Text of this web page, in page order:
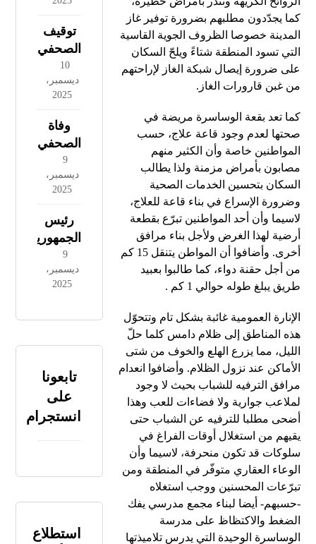
كما يجدّدون مطلبهم بضرورة توفير غاز
المدينة خصوصا الظروف الجوية القاسية
التي تسود المنطقة شتاءً ويلحّ السكان
على ضرورة إيصال شبكة الغاز لإراحتهم
من غبن قارورات الغاز.
كما تعد بقعة الوساسرة مريضة في
صحتها لعدم وجود قاعة علاج، حسب
المواطنين خاصة وأن الكثير منهم
مصابون بأمراض مزمنة ولذا يطالب
السكان بتحسين الخدمات الصحية
وضرورة الإسراع في بناء قاعة للعلاج،
لاسيما وأن أحد المواطنين تبرّع بقطعة
أرضية لهذا الغرض ولأجل بناء مرافق
أخرى. وأضافوا أن المواطن يتنقل 15 كم
من أجل حقنة دواء، كما طالبوا بعبيد
طريق يبلغ طوله حوالي 1 كم .
الإنارة العمومية غائبة بشكل تام وتتحوّل
هذه المناطق إلى ظلام دامس كلما حلّ
الليل، مما يزرع الهلع والخوف من شتى
الأماكن عند نزول الظلام. وأضافوا انعدام
مرافق الترفيه للشباب بحيث لا وجود
لملاعب جوارية ولا فضاءات للعب وهذا
أضحى مطلبا للترفيه عن الشباب حتى
يقيهم من استغلال أوقات الفراغ في
سلوكات قد تكون منحرفة، لاسيما وأن
الوعاء العقاري متوفّر في المنطقة ومن
تبرّعات المحسنين ووجب استغلاه
-حسبهم- أيضا لبناء مجمع مدرسي يفك
الضغط والاكتظاظ على مدرسة
الوساسرة الوحيدة التي يدرس تلاميذتها
مقر
“أونروا”
مقدمة
عملية
لتصفية
قضية
توقيف
الصحفي
الجزائري
مهدي
غزار
بقناة
AL24
News
الدولية
في
من قبل
الشرطة
الفرنسية
10
ديسمبر،
2025
وفاة
الصحفي
والمعلق
الرياضي
عبد
الحفيظ
شايب
9
ديسمبر،
2025
رئيس
الجمهورية
يترأس
اجتماعا
خصص
الأمير
القادر
وبعث
قطاع
9
ديسمبر،
2025
تابعونا
على
انستجرام
استطلاع